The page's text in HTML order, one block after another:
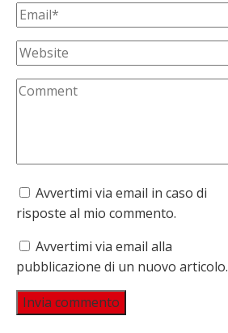
Avvertimi via email in caso di
risposte al mio commento.
Avvertimi via email alla
pubblicazione di un nuovo articolo.